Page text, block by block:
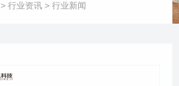
>行业资讯 >行业新闻